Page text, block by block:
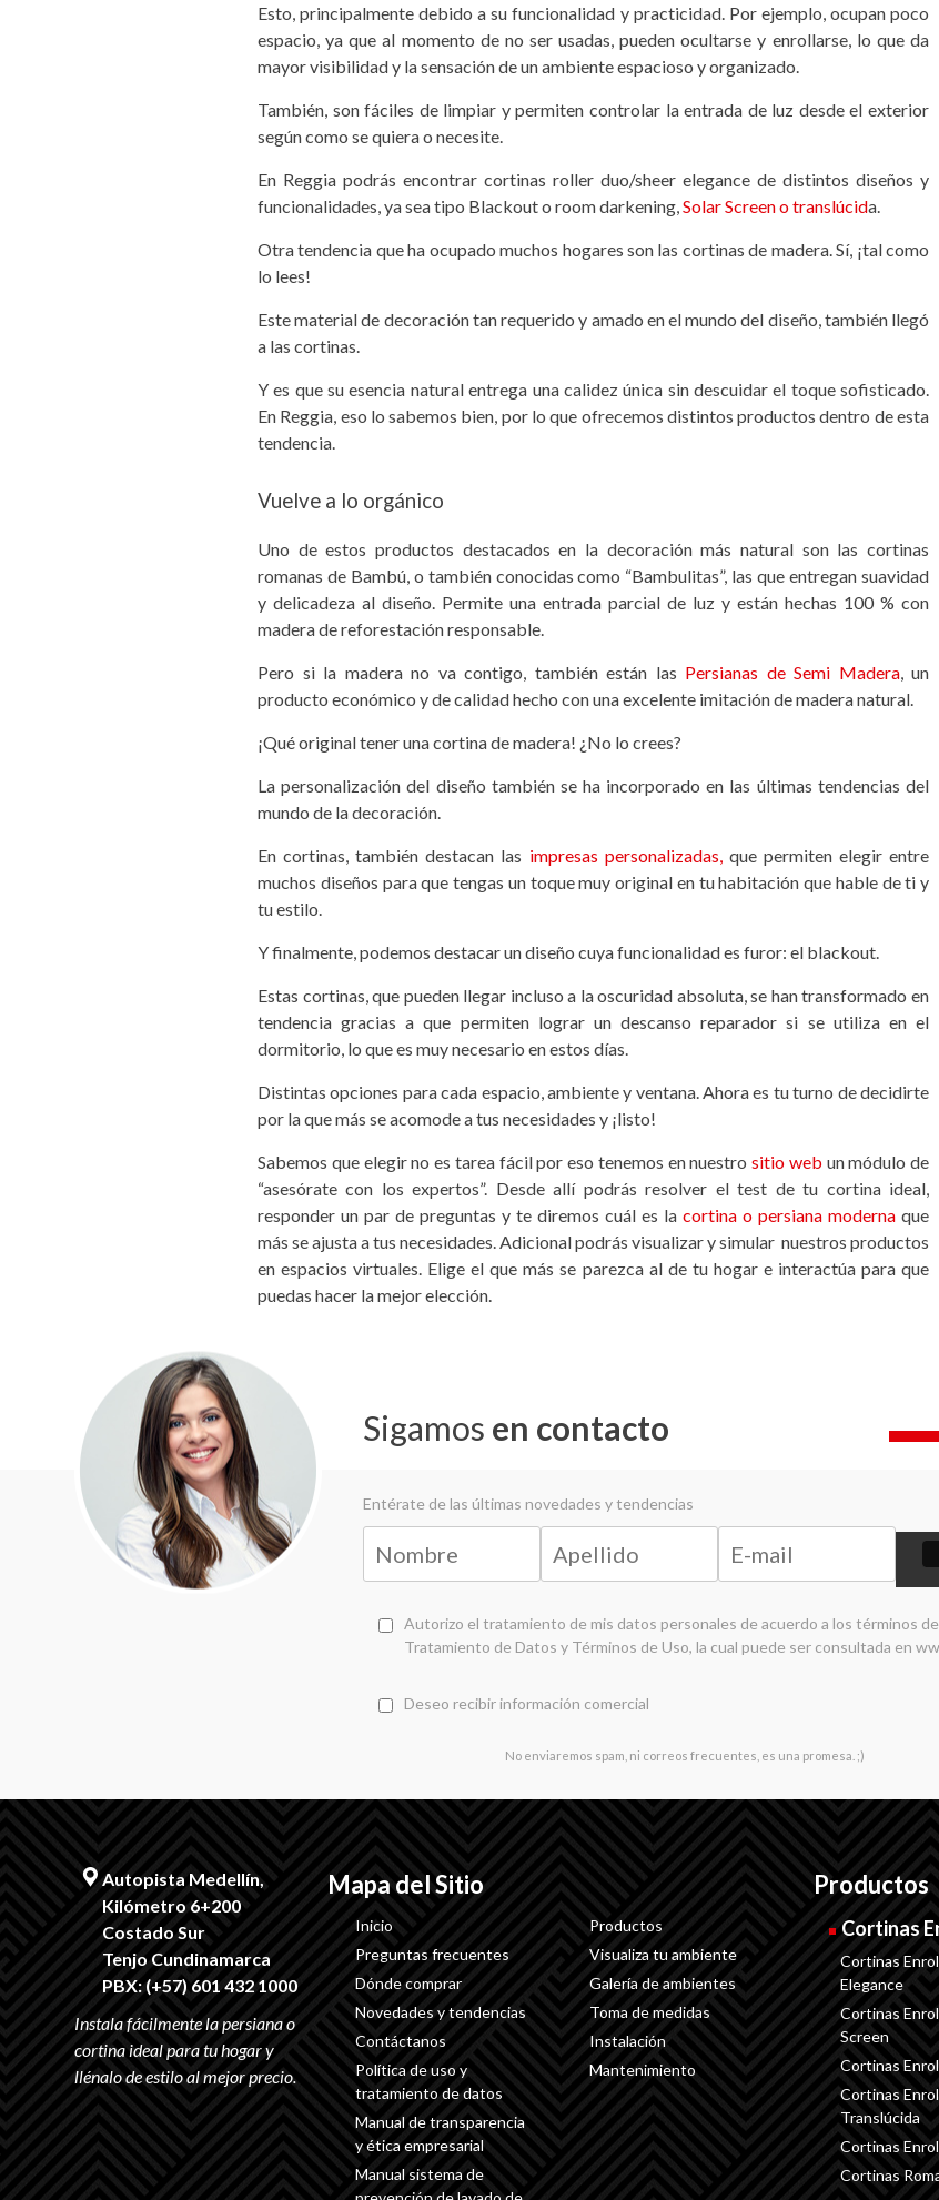
Esto, principalmente debido a su funcionalidad y practicidad. Por ejemplo, ocupan poco
espacio, ya que al momento de no ser usadas, pueden ocultarse y enrollarse, lo que da
mayor visibilidad y la sensación de un ambiente espacioso y organizado.
También, son fáciles de limpiar y permiten controlar la entrada de luz desde el exterior
según como se quiera o necesite.
En Reggia podrás encontrar cortinas roller duo/sheer elegance de distintos diseños y
funcionalidades, ya sea tipo Blackout o room darkening, Solar Screen o translúcida.
Otra tendencia que ha ocupado muchos hogares son las cortinas de madera. Sí, ¡tal como
lo lees!
Este material de decoración tan requerido y amado en el mundo del diseño, también llegó
a las cortinas.
Y es que su esencia natural entrega una calidez única sin descuidar el toque sofisticado.
En Reggia, eso lo sabemos bien, por lo que ofrecemos distintos productos dentro de esta
tendencia.
Vuelve a lo orgánico
Uno de estos productos destacados en la decoración más natural son las cortinas
romanas de Bambú, o también conocidas como “Bambulitas”, las que entregan suavidad
y delicadeza al diseño. Permite una entrada parcial de luz y están hechas 100 % con
madera de reforestación responsable.
Pero si la madera no va contigo, también están las Persianas de Semi Madera, un
producto económico y de calidad hecho con una excelente imitación de madera natural.
¡Qué original tener una cortina de madera! ¿No lo crees?
La personalización del diseño también se ha incorporado en las últimas tendencias del
mundo de la decoración.
En cortinas, también destacan las impresas personalizadas,que permiten elegir entre
muchos diseños para que tengas un toque muy original en tu habitación que hable de ti y
tu estilo.
Y finalmente, podemos destacar un diseño cuya funcionalidad es furor: el blackout.
Estas cortinas, que pueden llegar incluso a la oscuridad absoluta, se han transformado en
tendencia gracias a que permiten lograr un descanso reparador si se utiliza en el
dormitorio, lo que es muy necesario en estos días.
Distintas opciones para cada espacio, ambiente y ventana. Ahora es tu turno de decidirte
por la que más se acomode a tus necesidades y ¡listo!
Sabemos que elegir no es tarea fácil por eso tenemos en nuestro sitio web un módulo de
“asesórate con los expertos”. Desde allí podrás resolver el test de tu cortina ideal,
responder un par de preguntas y te diremos cuál es la cortina o persiana moderna que
más se ajusta a tus necesidades. Adicional podrás visualizar y simular nuestros productos
en espacios virtuales. Elige el que más se parezca al de tu hogar e interactúa para que
puedas hacer la mejor elección.
Sigamos en contacto
Entérate de las últimas novedades y tendencias
Autorizo el tratamiento de mis datos personales de acuerdo a los términos
Tratamiento de Datos y Términos de Uso, la cual puede ser consultada en
Deseo recibir información comercial
No enviaremos spam, ni correos frecuentes, es una promesa. ;)
Autopista Medellín,
Kilómetro 6+200
Costado Sur
Tenjo Cundinamarca
PBX: (+57) 601 432 1000
Mapa del Sitio
Inicio
Preguntas frecuentes
Dónde comprar
Novedades y tendencias
Contáctanos
Política de uso y
tratamiento de datos
Manual de transparencia
y ética empresarial
Manual sistema de
Productos
Visualiza tu ambiente
Galería de ambientes
Toma de medidas
Instalación
Mantenimiento
Productos
Cortinas
Cortinas
Elegance
Cortinas
Screen
Cortinas
Cortinas
Translúcida
Cortinas
Cortinas